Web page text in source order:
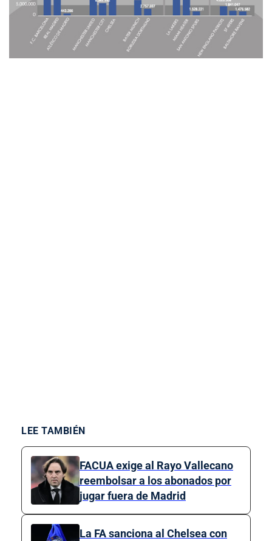
LEE TAMBIÉN
FACUA exige al Rayo Vallecano
reembolsar a los abonados por
jugar fuera de Madrid
La FA sanciona al Chelsea con